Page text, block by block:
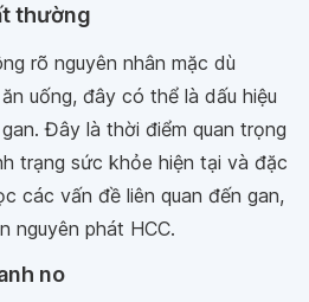
thường
rõ nguyên nhân mặc dù
uống, đây có thể là dấu hiệu
Đây là thời điểm quan trọng
trạng sức khỏe hiện tại và đặc
các vấn đề liên quan đến gan,
nguyên phát HCC.
no